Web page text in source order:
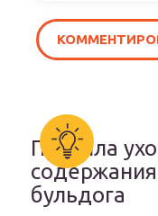
Правила
бульдога